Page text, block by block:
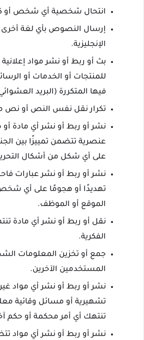
انتحال شخصية أي شخص أو
إرسال النصوص بأي لغة أخرى
الإنجليزية.
بث أو ربط أو نشر مواد
للمنتجات أو الخدمات أو
فيها المتكررة (البريد
تكرار نقل نفس النص أو نص
نشر أو ربط أو نشر أي مادة
عنصرية تتضمن تمييزًا بين
على أي شكل من أشكال
نشر أو ربط أو نشر عبارات
تهديدًا أو هجومًا على أي
الموقع أو الموظف.
نقل أو ربط أو نشر أي مادة
الفكرية.
جمع أو تخزين المعلومات
المستخدمين الآخرين.
نشر أو ربط أو نشر أي مواد غير
تشهيرية أو مسائل وقائية
تنتهك أي أمر محكمة أو حكم
نشر أو ربط أو نشر أي مواد